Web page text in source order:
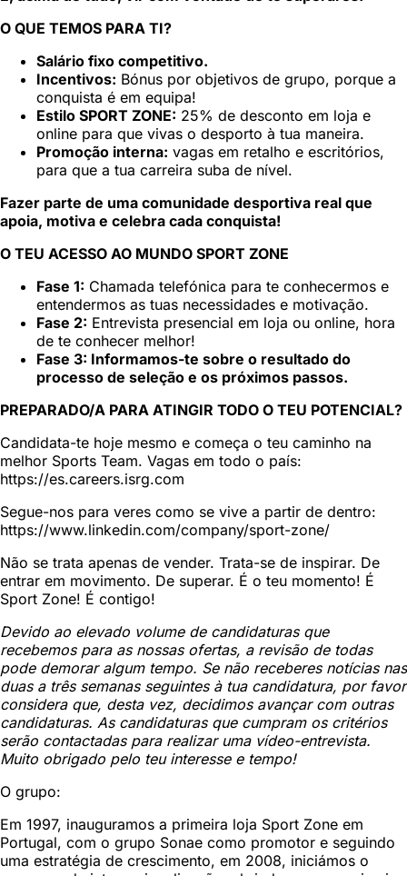
O QUE TEMOS PARA TI?
Salário fixo competitivo.
Incentivos: Bónus por objetivos de grupo, porque a
conquista é em equipa!
Estilo SPORT ZONE: 25% de desconto em loja e
online para que vivas o desporto à tua maneira.
Promoção interna: vagas em retalho e escritórios,
para que a tua carreira suba de nível.
Fazer parte de uma comunidade desportiva real que
apoia, motiva e celebra cada conquista!
O TEU ACESSO AO MUNDO SPORT ZONE
Fase 1: Chamada telefónica para te conhecermos e
entendermos as tuas necessidades e motivação.
Fase 2: Entrevista presencial em loja ou online, hora
de te conhecer melhor!
Fase 3: Informamos-te sobre o resultado do
processo de seleção e os próximos passos.
PREPARADO/A PARA ATINGIR TODO O TEU POTENCIAL?
Candidata-te hoje mesmo e começa o teu caminho na
melhor Sports Team. Vagas em todo o país:
https://es.careers.isrg.com
Segue-nos para veres como se vive a partir de dentro:
https://www.linkedin.com/company/sport-zone/
Não se trata apenas de vender. Trata-se de inspirar. De
entrar em movimento. De superar. É o teu momento! É
Sport Zone! É contigo!
Devido ao elevado volume de candidaturas que
recebemos para as nossas ofertas, a revisão de todas
pode demorar algum tempo. Se não receberes notícias nas
duas a três semanas seguintes à tua candidatura, por favor
considera que, desta vez, decidimos avançar com outras
candidaturas. As candidaturas que cumpram os critérios
serão contactadas para realizar uma vídeo-entrevista.
Muito obrigado pelo teu interesse e tempo!
O grupo:
Em 1997, inauguramos a primeira loja Sport Zone em
Portugal, com o grupo Sonae como promotor e seguindo
uma estratégia de crescimento, em 2008, iniciámos o